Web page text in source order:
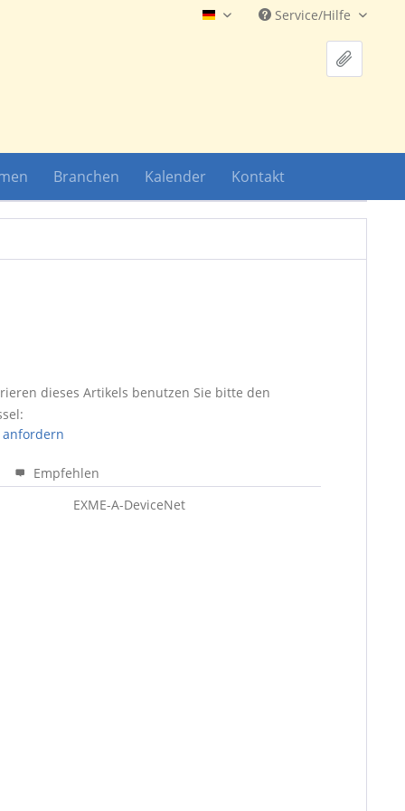
Hauptshop Deutsch
Service/Hilfe
Branchen Kalender Kontakt
dieses Artikels benutzen Sie bitte den
anfordern
Empfehlen
EXME-A-DeviceNet